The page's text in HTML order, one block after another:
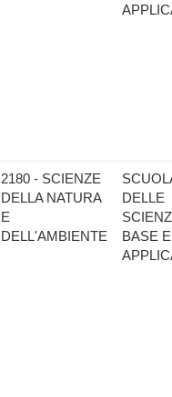
2180 - SCIENZE
DELLA NATURA
E
DELL'AMBIENTE
DELLE
BASE E